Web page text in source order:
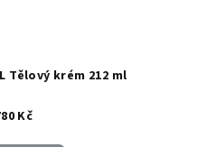
Tělový krém 212 ml
Kč